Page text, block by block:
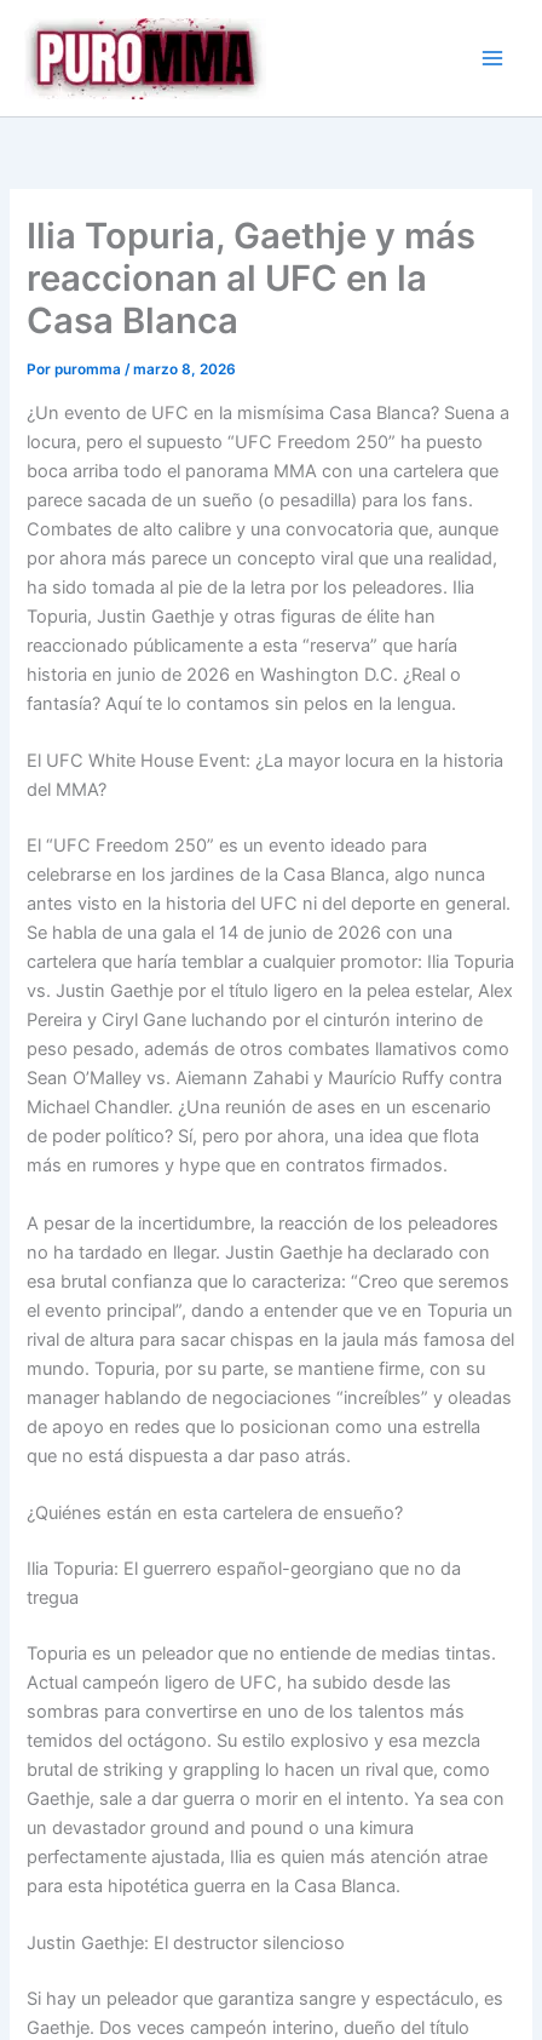
contenido
Ilia Topuria, Gaethje y más
reaccionan al UFC en la
Casa Blanca
Porpuromma/marzo 8, 2026
¿Un evento de UFC en la mismísima Casa Blanca? Suena a
locura, pero el supuesto “UFC Freedom 250” ha puesto
boca arriba todo el panorama MMA con una cartelera que
parece sacada de un sueño (o pesadilla) para los fans.
Combates de alto calibre y una convocatoria que, aunque
por ahora más parece un concepto viral que una realidad,
ha sido tomada al pie de la letra por los peleadores. Ilia
Topuria, Justin Gaethje y otras figuras de élite han
reaccionado públicamente a esta “reserva” que haría
historia en junio de 2026 en Washington D.C. ¿Real o
fantasía? Aquí te lo contamos sin pelos en la lengua.
El UFC White House Event: ¿La mayor locura en la historia
del MMA?
El “UFC Freedom 250” es un evento ideado para
celebrarse en los jardines de la Casa Blanca, algo nunca
antes visto en la historia del UFC ni del deporte en general.
Se habla de una gala el 14 de junio de 2026 con una
cartelera que haría temblar a cualquier promotor: Ilia Topuria
vs. Justin Gaethje por el título ligero en la pelea estelar, Alex
Pereira y Ciryl Gane luchando por el cinturón interino de
peso pesado, además de otros combates llamativos como
Sean O’Malley vs. Aiemann Zahabi y Maurício Ruffy contra
Michael Chandler. ¿Una reunión de ases en un escenario
de poder político? Sí, pero por ahora, una idea que flota
más en rumores y hype que en contratos firmados.
A pesar de la incertidumbre, la reacción de los peleadores
no ha tardado en llegar. Justin Gaethje ha declarado con
esa brutal confianza que lo caracteriza: “Creo que seremos
el evento principal”, dando a entender que ve en Topuria un
rival de altura para sacar chispas en la jaula más famosa del
mundo. Topuria, por su parte, se mantiene firme, con su
manager hablando de negociaciones “increíbles” y oleadas
de apoyo en redes que lo posicionan como una estrella
que no está dispuesta a dar paso atrás.
¿Quiénes están en esta cartelera de ensueño?
Ilia Topuria: El guerrero español-georgiano que no da
tregua
Topuria es un peleador que no entiende de medias tintas.
Actual campeón ligero de UFC, ha subido desde las
sombras para convertirse en uno de los talentos más
temidos del octágono. Su estilo explosivo y esa mezcla
brutal de striking y grappling lo hacen un rival que, como
Gaethje, sale a dar guerra o morir en el intento. Ya sea con
un devastador ground and pound o una kimura
perfectamente ajustada, Ilia es quien más atención atrae
para esta hipotética guerra en la Casa Blanca.
Justin Gaethje: El destructor silencioso
Si hay un peleador que garantiza sangre y espectáculo, es
Gaethje. Dos veces campeón interino, dueño del título